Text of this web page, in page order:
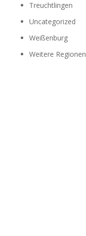
Treuchtlingen
Uncategorized
Weißenburg
Weitere Regionen